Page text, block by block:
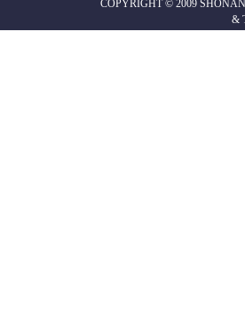
COPYRIGHT © 2009
&